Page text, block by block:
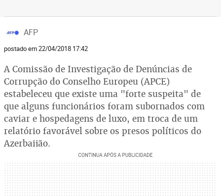
AFP
postado em 22/04/2018 17:42
A Comissão de Investigação de Denúncias de
Corrupção do Conselho Europeu (APCE)
estabeleceu que existe uma "forte suspeita" de
que alguns funcionários foram subornados com
caviar e hospedagens de luxo, em troca de um
relatório favorável sobre os presos políticos do
Azerbaijão.